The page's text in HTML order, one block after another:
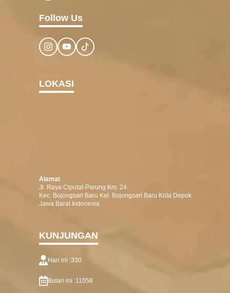
Follow Us
LOKASI
Alamat
Jl. Raya Ciputat-Parung Km. 24.
Kec. Bojongsari Baru Kel. Bojongsari Baru Kota Depok
Jawa Barat Indonesia
KUNJUNGAN
Hari ini :330
Bulan ini :11058